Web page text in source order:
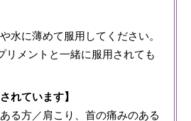
水に薄めて服用してください。
リメントと一緒に服用されても
れています】
る方／肩こり、首の痛みのある